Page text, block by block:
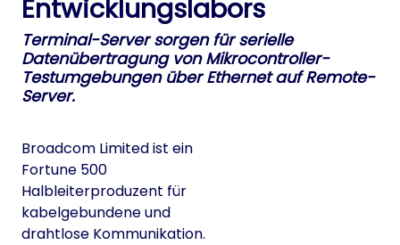
Entwicklungslabors
Terminal-Server sorgen für serielle
Datenübertragung von Mikrocontroller-
Testumgebungen über Ethernet auf Remote-
Server.
Broadcom Limited ist ein
Fortune 500
Halbleiterproduzent für
kabelgebundene und
drahtlose Kommunikation.